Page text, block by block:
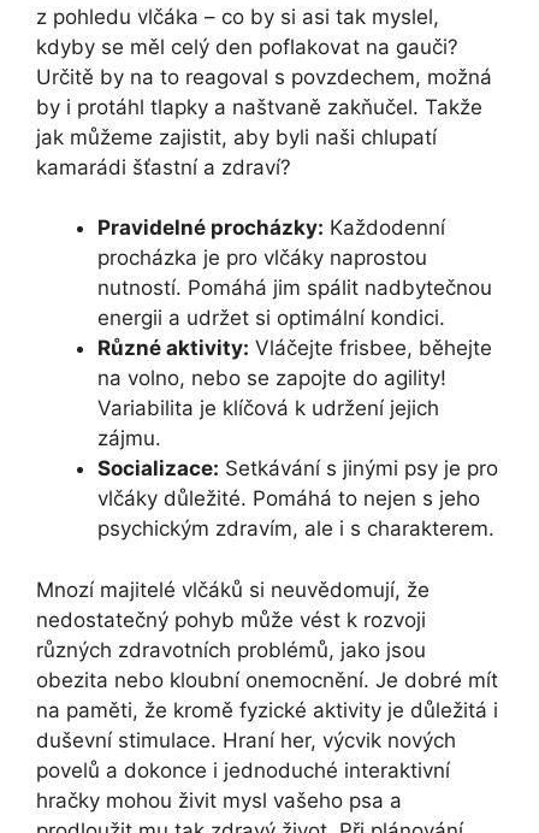
z pohledu vlčáka – co by si asi tak myslel,
kdyby se měl celý den poflakovat na gauči?
Určitě by na to reagoval s povzdechem, možná
by i protáhl tlapky a naštvaně zakňučel. Takže
jak můžeme zajistit, aby byli naši chlupatí
kamarádi šťastní a zdraví?
Pravidelné procházky: Každodenní
procházka je pro vlčáky naprostou
nutností. Pomáhá jim spálit nadbytečnou
energii a udržet si optimální kondici.
Různé aktivity: Vláčejte frisbee, běhejte
na volno, nebo se zapojte do agility!
Variabilita je klíčová k udržení jejich
zájmu.
Socializace: Setkávání s jinými psy je pro
vlčáky důležité. Pomáhá to nejen s jeho
psychickým zdravím, ale i s charakterem.
Mnozí majitelé vlčáků si neuvědomují, že
nedostatečný pohyb může vést k rozvoji
různých zdravotních problémů, jako jsou
obezita nebo kloubní onemocnění. Je dobré mít
na paměti, že kromě fyzické aktivity je důležitá i
duševní stimulace. Hraní her, výcvik nových
povelů a dokonce i jednoduché interaktivní
hračky mohou živit mysl vašeho psa a